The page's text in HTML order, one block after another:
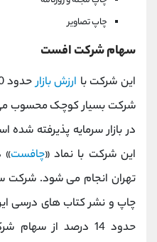
چاپ تصاویر
سهام شرکت افست
این شرکت با ارزش بازار
در بازار سرمایه پذیرفته
این شرکت با نماد «چافست»
تهران انجام می شود. شرکت
چاپ و نشر کتاب های درسی
حدود 14 درصد از